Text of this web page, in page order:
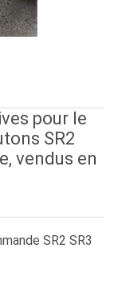
pour le
SR2
vendus en
SR2 SR3